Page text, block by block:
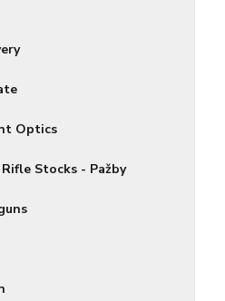
Optics
Rifle Stocks - Pažby